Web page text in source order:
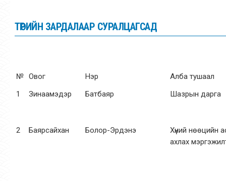
ТӨРИЙН ЗАРДАЛААР СУРАЛЦАГСАД
№ Овог Нэр
Алба тушаал
1
Зинаамэдэр Батбаяр Шазрын дарга
2 Баярсайхан Болор-Эрдэнэ
Хүний нөөцийн
ахлах